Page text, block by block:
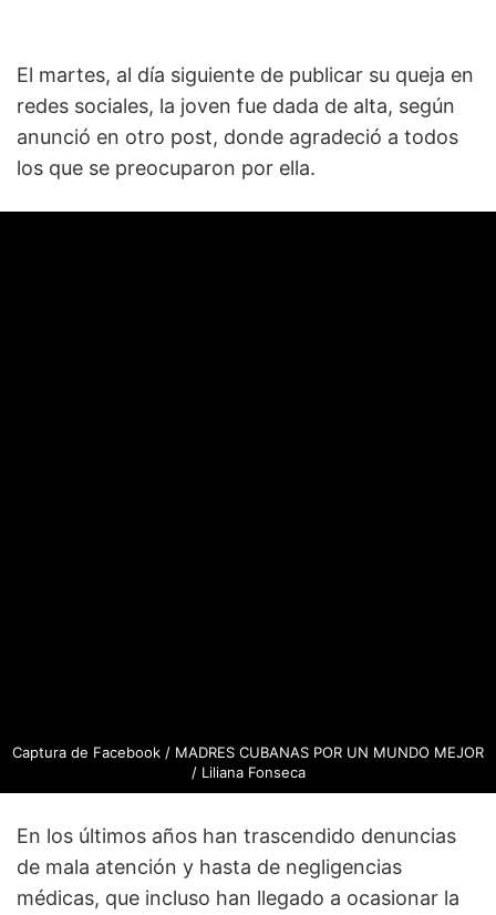
El martes, al día siguiente de publicar su queja en
redes sociales, la joven fue dada de alta, según
anunció en otro post, donde agradeció a todos
los que se preocuparon por ella.
Captura de Facebook / MADRES CUBANAS POR UN MUNDO MEJOR
/ Liliana Fonseca
En los últimos años han trascendido denuncias
de mala atención y hasta de negligencias
médicas, que incluso han llegado a ocasionar la